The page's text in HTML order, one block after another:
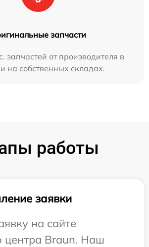
запчасти
запчастей от производителя в
на собственных складах.
работы
заявки
на сайте
центра Braun. Наш